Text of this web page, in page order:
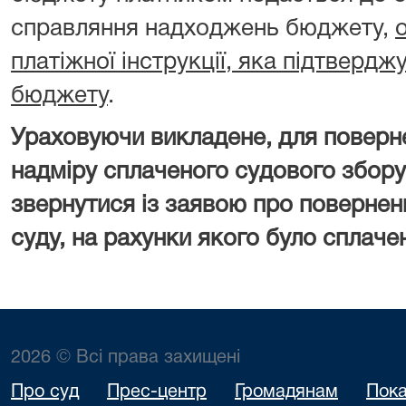
справляння надходжень бюджету,
платіжної інструкції, яка
бюджету.
Ураховуючи викладене, для
надміру сплаченого судового
звернутися із заявою про
суду, на рахунки якого було
2026 © Всі права захищені
Про суд Прес-центр Громадянам